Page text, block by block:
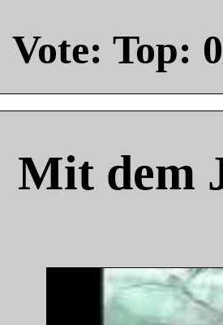
Vote: Top: 0
Mit dem